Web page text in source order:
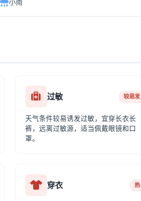
小雨
过敏 较易发
天气条件较易诱发过敏，宜穿长衣长
裤，远离过敏源，适当佩戴眼镜和口
罩。
穿衣 热